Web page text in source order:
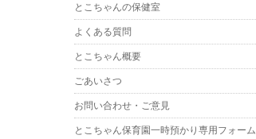
とこちゃんの保健室
よくある質問
とこちゃん概要
ごあいさつ
お問い合わせ・ご意見
とこちゃん保育園一時預かり専用フォーム